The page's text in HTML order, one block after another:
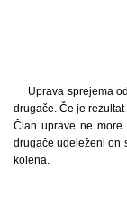
Uprava sprejema
drugače. Če je
Član uprave ne more
drugače udeleženi on
kolena.